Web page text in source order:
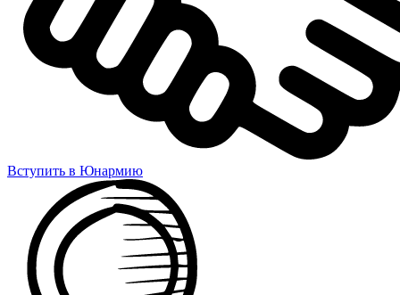
Вступить в Юнармию